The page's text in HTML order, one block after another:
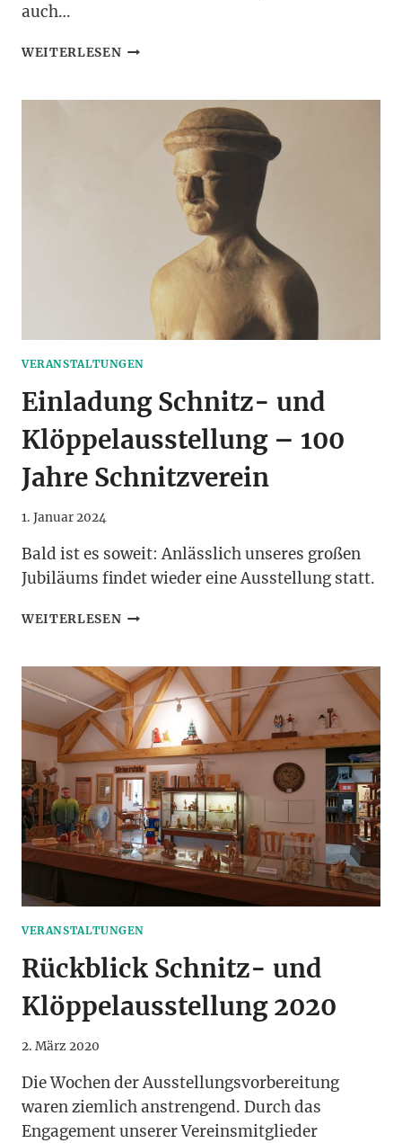
auch…
WEITERLESENRÜCKBLICK
100
SCHNITZVEREIN
VERANSTALTUNGEN
Einladung Schnitz- und
Klöppelausstellung – 100
Jahre Schnitzverein
1. Januar 2024
Bald ist es soweit: Anlässlich unseres großen
Jubiläums findet wieder eine Ausstellung statt.
WEITERLESENEINLADUNG
KLÖPPELAUSSTELLUNG
–
100
JAHRE
SCHNITZVEREIN
VERANSTALTUNGEN
Rückblick Schnitz- und
Klöppelausstellung 2020
2. März 2020
Die Wochen der Ausstellungsvorbereitung
waren ziemlich anstrengend. Durch das
Engagement unserer Vereinsmitglieder